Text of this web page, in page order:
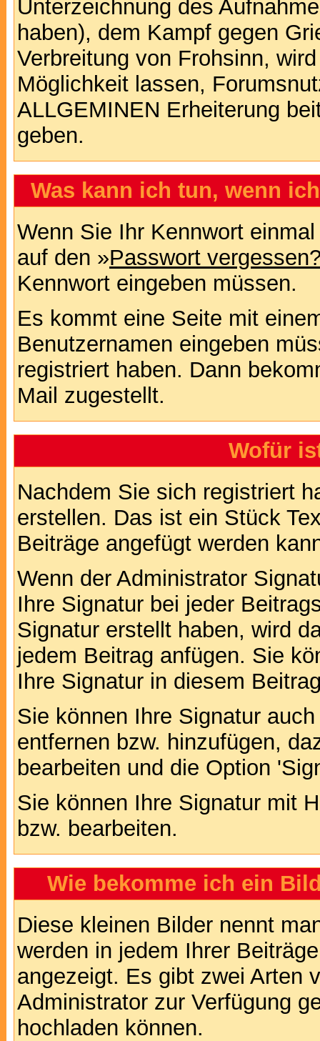
Unterzeichnung des
haben), dem Kampf gegen
Verbreitung von Frohsinn,
Möglichkeit lassen,
ALLGEMINEN Erheiterung
geben.
Was kann ich tun, wenn
Wenn Sie Ihr Kennwort
auf den »Passwort
Kennwort eingeben müssen.
Es kommt eine Seite mit
Benutzernamen eingeben
registriert haben. Dann
Mail zugestellt.
Wofür
Nachdem Sie sich registriert
erstellen. Das ist ein Stück
Beiträge angefügt werden
Wenn der Administrator
Ihre Signatur bei jeder
Signatur erstellt haben, wird
jedem Beitrag anfügen. Sie
Ihre Signatur in diesem
Sie können Ihre Signatur
entfernen bzw. hinzufügen,
bearbeiten und die Option
Sie können Ihre Signatur mit
bzw. bearbeiten.
Wie bekomme ich ein
Diese kleinen Bilder nennt
werden in jedem Ihrer
angezeigt. Es gibt zwei Arten
Administrator zur Verfügung
hochladen können.